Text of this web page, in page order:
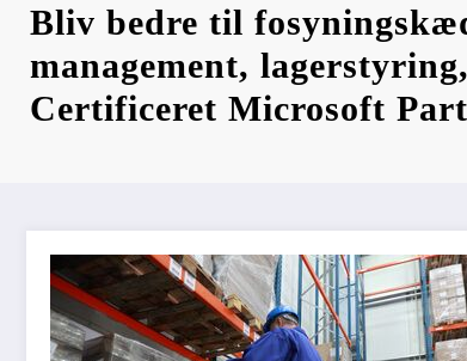
Bliv bedre til
management,
Certificeret Microsoft